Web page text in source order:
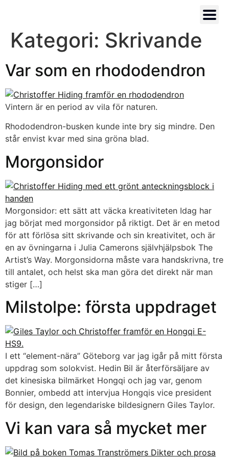
Kategori: Skrivande
Var som en rhododendron
Vintern är en period av vila för naturen.
Rhododendron-busken kunde inte bry sig mindre. Den
står envist kvar med sina gröna blad.
Morgonsidor
Morgonsidor: ett sätt att väcka kreativiteten Idag har
jag börjat med morgonsidor på riktigt. Det är en metod
för att förlösa sitt skrivande och sin kreativitet, och är
en av övningarna i Julia Camerons självhjälpsbok The
Artist’s Way. Morgonsidorna måste vara handskrivna, tre
till antalet, och helst ska man göra det direkt när man
stiger […]
Milstolpe: första uppdraget
I ett “element-nära” Göteborg var jag igår på mitt första
uppdrag som solokvist. Hedin Bil är återförsäljare av
det kinesiska bilmärket Hongqi och jag var, genom
Bonnier, ombedd att intervjua Hongqis vice president
för design, den legendariske bildesignern Giles Taylor.
Vi kan vara så mycket mer